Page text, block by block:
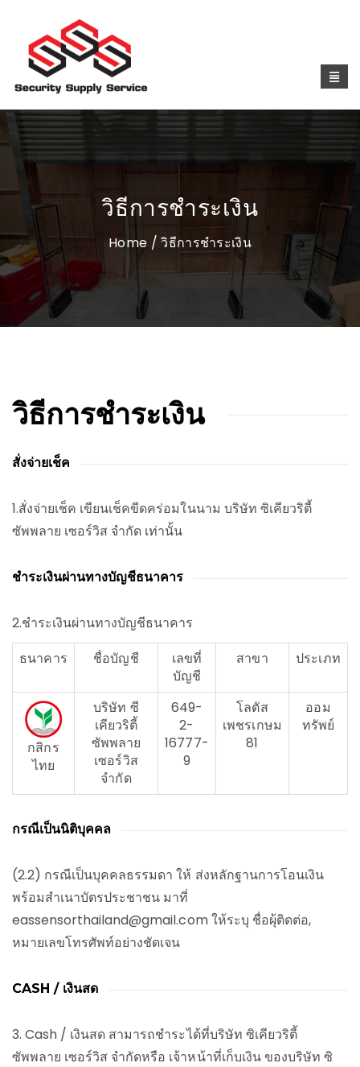
วิธีการชำระเงิน
Home / วิธีการชำระเงิน
วิธีการชำระเงิน
สั่งจ่ายเช็ค
1.สั่งจ่ายเช็ค เขียนเช็คขีดคร่อมในนาม บริษัท ซิเคียวริตี้
ซัพพลาย เซอร์วิส จำกัด เท่านั้น
ชำระเงินผ่านทางบัญชีธนาคาร
2.ชำระเงินผ่านทางบัญชีธนาคาร
ธนาคาร
ชื่อบัญชี
เลขที่
บัญชี
สาขา ประเภท
กสิกร
ไทย
บริษัท ซี
เคียวริตี้
ซัพพลาย
เซอร์วิส
จำกัด
649-
2-
16777-
9
โลตัส
เพชรเกษม
81
ออม
ทรัพย์
กรณีเป็นนิติบุคคล
(2.2) กรณีเป็นบุคคลธรรมดา ให้ ส่งหลักฐานการโอนเงิน
พร้อมสำเนาบัตรประชาชน มาที่
eassensorthailand@gmail.com ให้ระบุ ชื่อผุ้ติดต่อ,
หมายเลขโทรศัพท์อย่างชัดเจน
CASH / เงินสด
3. Cash / เงินสด สามารถชำระได้ที่บริษัท ซิเคียวริตี้
ซัพพลาย เซอร์วิส จำกัดหรือ เจ้าหน้าที่เก็บเงิน ของบริษัท ซิ